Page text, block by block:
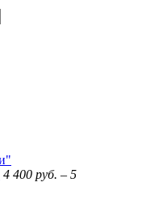
4 400 руб. – 5